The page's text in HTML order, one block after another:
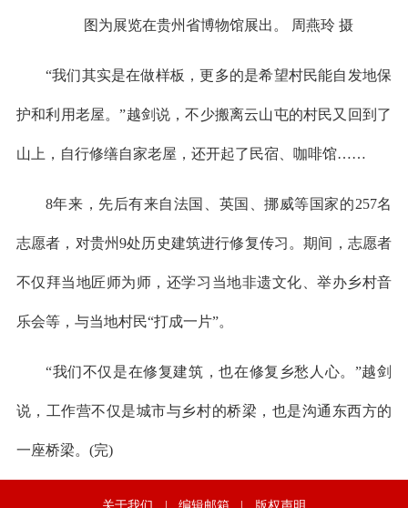
图为展览在贵州省博物馆展出。 周燕玲 摄
“我们其实是在做样板，更多的是希望村民能自发地保
护和利用老屋。”越剑说，不少搬离云山屯的村民又回到了
山上，自行修缮自家老屋，还开起了民宿、咖啡馆……
8年来，先后有来自法国、英国、挪威等国家的257名
志愿者，对贵州9处历史建筑进行修复传习。期间，志愿者
不仅拜当地匠师为师，还学习当地非遗文化、举办乡村音
乐会等，与当地村民“打成一片”。
“我们不仅是在修复建筑，也在修复乡愁人心。”越剑
说，工作营不仅是城市与乡村的桥梁，也是沟通东西方的
一座桥梁。(完)